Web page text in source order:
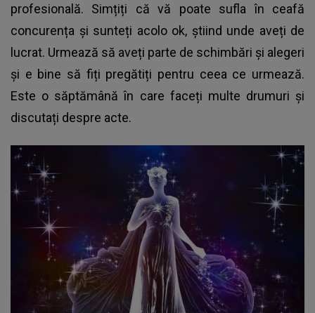
profesională. Simțiți că vă poate sufla în ceafă
concurența și sunteți acolo ok, știind unde aveți de
lucrat. Urmează să aveți parte de schimbări și alegeri
și e bine să fiți pregătiți pentru ceea ce urmează.
Este o săptămână în care faceți multe drumuri și
discutați despre acte.